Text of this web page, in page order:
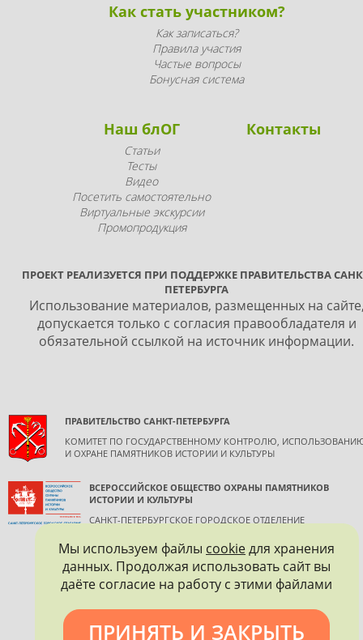
Как стать участником?
Как записаться?
Правила участия
Частые вопросы
Бонусная система
Наш блОГ
Статьи
Тесты
Видео
Посетить самостоятельно
Виртуальные экскурсии
Промопродукция
Контакты
ПРОЕКТ РЕАЛИЗУЕТСЯ ПРИ ПОДДЕРЖКЕ ПРАВИТЕЛЬСТВА
ПЕТЕРБУРГА
Использование материалов, размещенных на
допускается только с согласия правообладателя и
обязательной ссылкой на источник информации.
ПРАВИТЕЛЬСТВО САНКТ-ПЕТЕРБУРГА
КОМИТЕТ ПО ГОСУДАРСТВЕННОМУ КОНТРОЛЮ,
И ОХРАНЕ ПАМЯТНИКОВ ИСТОРИИ И КУЛЬТУРЫ
ВСЕРОССИЙСКОЕ ОБЩЕСТВО ОХРАНЫ ПАМЯТНИКОВ
ИСТОРИИ И КУЛЬТУРЫ
САНКТ-ПЕТЕРБУРГСКОЕ ГОРОДСКОЕ ОТДЕЛЕНИЕ
Мы используем файлы cookieдля хранения
данных. Продолжая использовать сайт вы
даёте согласие на работу с этими файлами
ПРИНЯТЬ И ЗАКРЫТЬ